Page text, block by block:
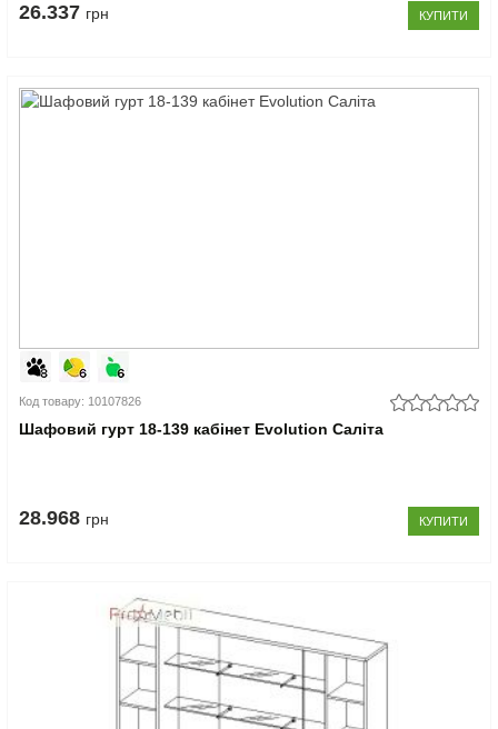
26.337 грн КУПИТИ
Код товару: 10107826
Шафовий гурт 18-139 кабінет Evolution Саліта
28.968 грн КУПИТИ